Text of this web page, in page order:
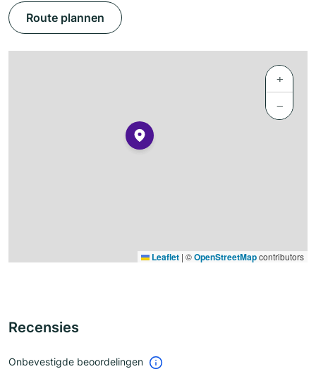
Route plannen
+
−
Leaflet | ©OpenStreetMapcontributors
Recensies
Onbevestigde beoordelingen